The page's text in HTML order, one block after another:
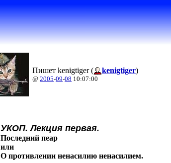
Пишет kenigtiger ( kenigtiger)
@ 2005-09-08 10:07:00
УКОП. Лекция первая.
Последний пеар
или
О противлении ненасилию ненасилием.